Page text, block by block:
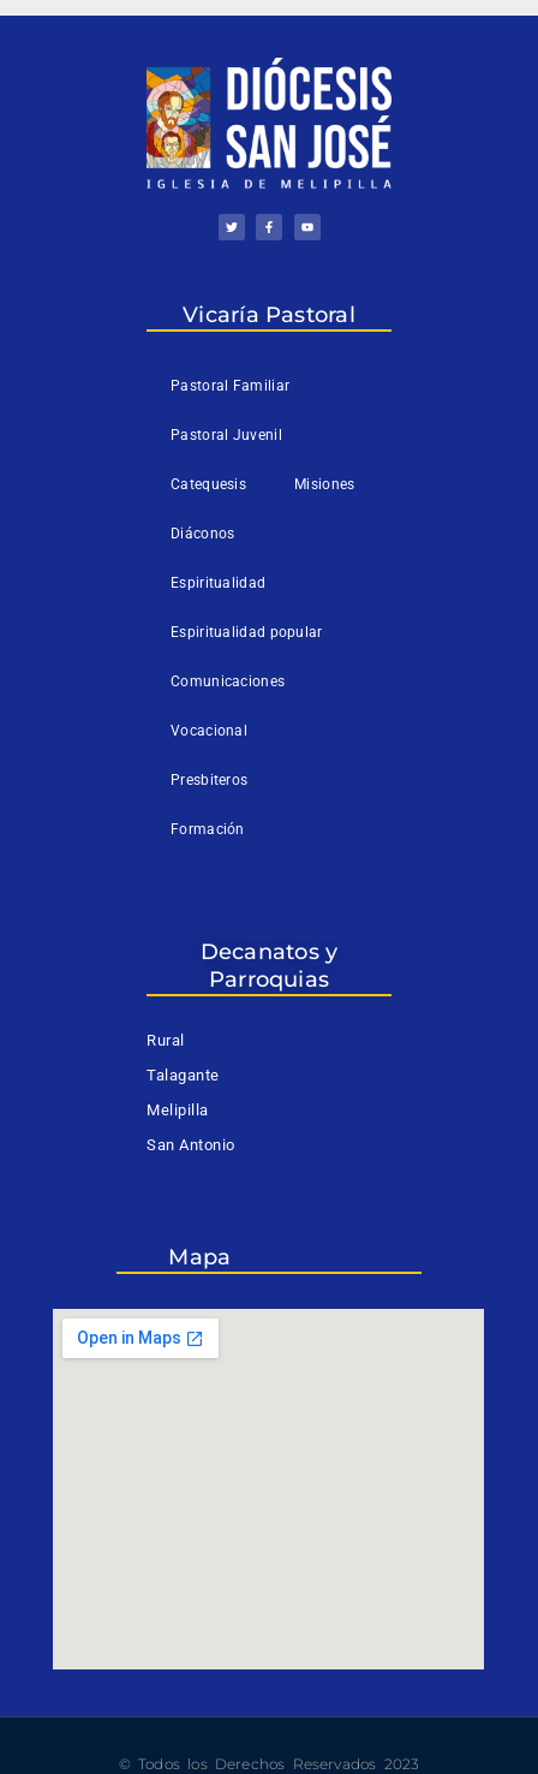
T
w
i
F
a
c
-
f
Y
o
u
Vicaría Pastoral
Pastoral Familiar
Pastoral Juvenil
Catequesis Misiones
Diáconos
Espiritualidad
Espiritualidad popular
Comunicaciones
Vocacional
Presbiteros
Formación
Decanatos y
Parroquias
Rural
Talagante
Melipilla
San Antonio
Mapa
© Todos los Derechos Reservados 2023